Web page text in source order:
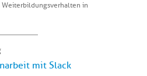
Weiterbildungsverhalten in
mit Slack